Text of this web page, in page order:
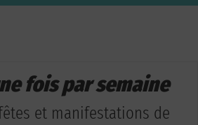
fois par semaine
et manifestations de